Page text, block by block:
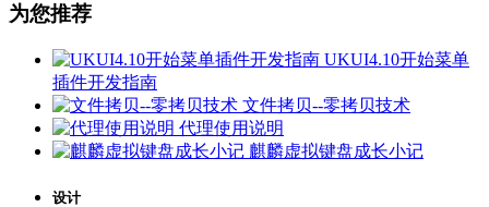
为您推荐
UKUI4.10开始菜单
插件开发指南
文件拷贝--零拷贝技术
代理使用说明
麒麟虚拟键盘成长小记
设计